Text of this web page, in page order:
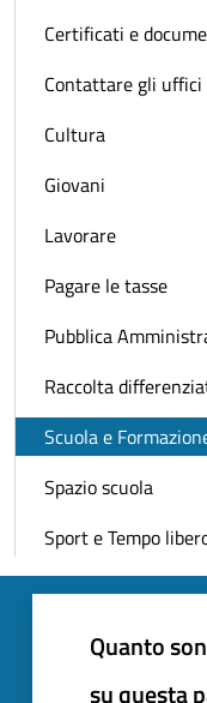
Certificati e
Contattare gli uffici
Cultura
Giovani
Lavorare
Pagare le tasse
Pubblica
Raccolta
Scuola e
Spazio scuola
Sport e Tempo
Quanto
su questa